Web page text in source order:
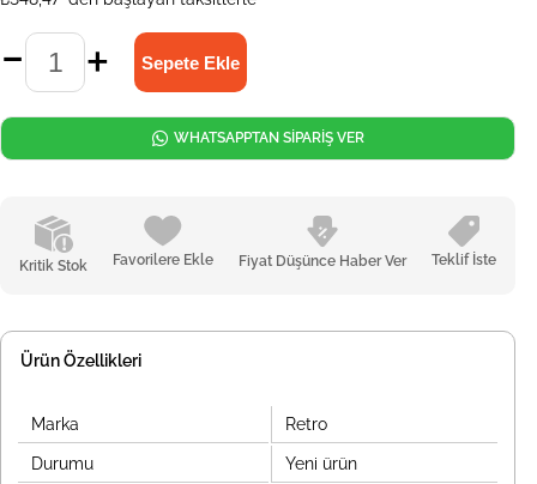
Kritik Stok Favorilere Ekle Fiyat Düşünce Haber Ver Teklif İste
WHATSAPPTAN SİPARİŞ VER
Ürün Özellikleri
Marka Retro
Durumu Yeni ürün